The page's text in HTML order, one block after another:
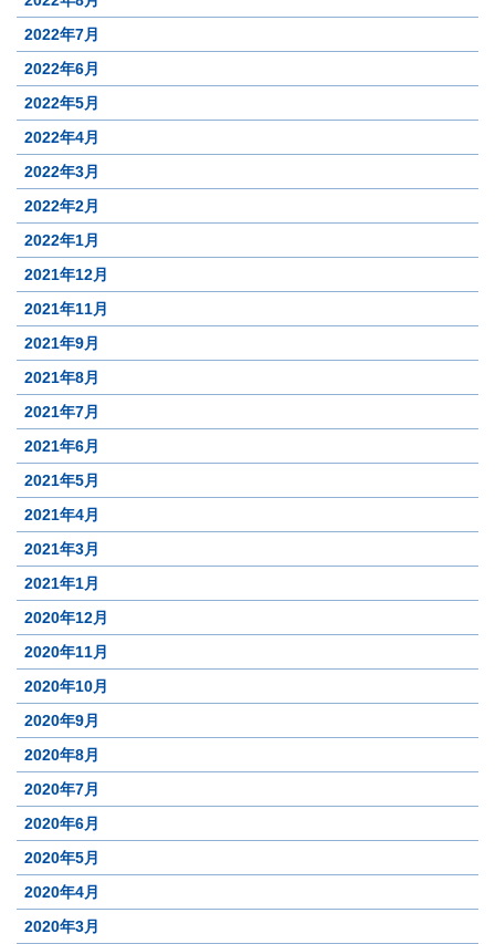
2022年7月
2022年6月
2022年5月
2022年4月
2022年3月
2022年2月
2022年1月
2021年12月
2021年11月
2021年9月
2021年8月
2021年7月
2021年6月
2021年5月
2021年4月
2021年3月
2021年1月
2020年12月
2020年11月
2020年10月
2020年9月
2020年8月
2020年7月
2020年6月
2020年5月
2020年4月
2020年3月